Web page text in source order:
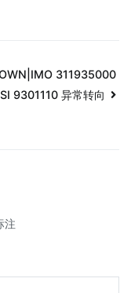
311935000
9301110 异常转向
注